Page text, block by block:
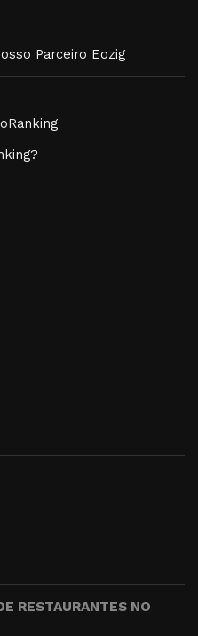
Parceiro Eozig
RESTAURANTES NO